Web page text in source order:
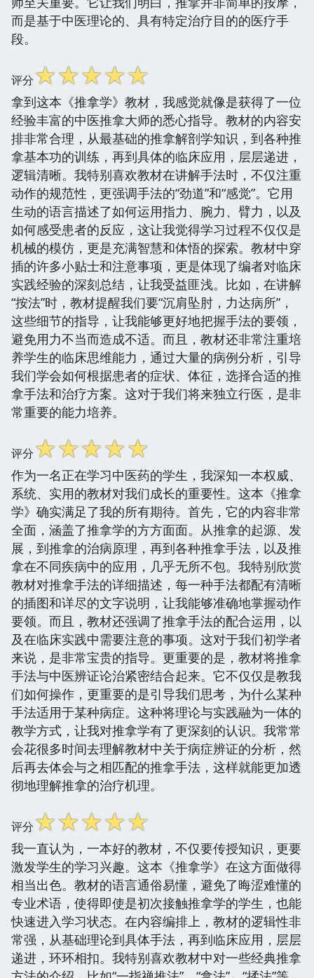
而是基于中医理论的、具有特定治疗目的的医疗手
段。
评分☆☆☆☆☆
拿到这本《推拿学》教材，我感觉就像是获得了一位
经验丰富的中医推拿大师的悉心指导。教材的内容安
排非常合理，从最基础的推拿解剖学知识，到各种推
拿基本功的训练，再到具体的临床应用，层层递进，
逻辑清晰。我特别喜欢教材在讲解手法时，不仅注重
动作的规范性，更强调手法的“劲道”和“感觉”。它用
生动的语言描述了如何运用指力、腕力、臂力，以及
如何感受患者的反应，这让我觉得学习过程不仅仅是
机械的模仿，更是充满智慧和体悟的探索。教材中穿
插的许多小贴士和注意事项，更是体现了编者对临床
实践经验的深刻总结，让我受益匪浅。比如，在讲解
“按法”时，教材提醒我们要“沉肩坠肘，力达病所”，
这些细节的指导，让我能够更好地把握手法的要领，
避免用力不当而造成不适。而且，教材还非常注重培
养学生的临床思维能力，通过大量的病例分析，引导
我们学会如何根据患者的症状、体征，选择合适的推
拿手法和治疗方案。这对于我们将来独立行医，是非
常重要的能力培养。
评分☆☆☆☆☆
作为一名正在学习中医药的学生，我深知一本权威、
系统、实用的教材对我们成长的重要性。这本《推拿
学》确实满足了我的所有期待。首先，它的内容非常
全面，涵盖了推拿学的方方面面。从推拿的起源、发
展，到推拿的治病原理，再到各种推拿手法，以及推
拿在不同疾病中的应用，几乎无所不包。我特别欣赏
教材对推拿手法的详细描述，每一种手法都配有清晰
的插图和详尽的文字说明，让我能够准确地掌握动作
要领。而且，教材还强调了推拿手法的配合运用，以
及在临床实践中需要注意的事项。这对于我们初学者
来说，是非常宝贵的指导。更重要的是，教材将推拿
手法与中医辨证论治紧密结合起来。它不仅仅是教我
们如何操作，更重要的是引导我们思考，为什么某种
手法适用于某种病症。这种将理论与实践融为一体的
教学方式，让我对推拿学有了更深刻的认识。我常常
会花很多时间去理解教材中关于病症辨证的分析，然
后再去体会与之相匹配的推拿手法，这样就能更加透
彻地理解推拿的治疗机理。
评分☆☆☆☆☆
我一直认为，一本好的教材，不仅要传授知识，更要
激发学生的学习兴趣。这本《推拿学》在这方面做得
相当出色。教材的语言通俗易懂，避免了晦涩难懂的
专业术语，使得即使是初次接触推拿学的学生，也能
快速进入学习状态。在内容编排上，教材的逻辑性非
常强，从基础理论到具体手法，再到临床应用，层层
递进，环环相扣。我特别喜欢教材中对一些经典推拿